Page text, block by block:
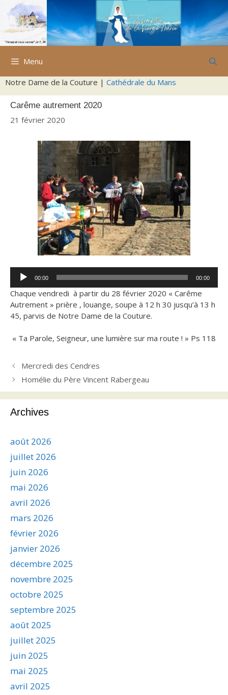
Aller
contenu
Menu
Notre Dame de la Couture | Cathédrale du Mans
Carême autrement 2020
21 février 2020
Lecteur
audio
00:00 00:00
Chaque vendredi à partir du 28 février 2020 « Carême
Autrement » prière , louange, soupe à 12 h 30 jusqu’à 13 h
45, parvis de Notre Dame de la Couture.
« Ta Parole, Seigneur, une lumière sur ma route ! » Ps 118
Mercredi des Cendres
Homélie du Père Vincent Rabergeau
Archives
août 2026
juillet 2026
juin 2026
mai 2026
avril 2026
mars 2026
février 2026
janvier 2026
décembre 2025
novembre 2025
octobre 2025
septembre 2025
août 2025
juillet 2025
juin 2025
mai 2025
avril 2025